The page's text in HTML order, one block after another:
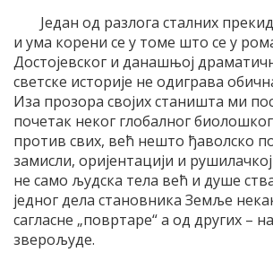
Један од разлога сталних
и ума корени се у томе што се у
Достојевског и данашњој
светске историје не одиграва
Иза прозора својих станишта ми
почетак неког глобалног
против свих, већ нешто ђаволско
замисли, оријентацији и рушилачкој
не само људска тела већ и душе
једног дела становника Земље
сагласне „повртаре“ а од других –
зверољуде.